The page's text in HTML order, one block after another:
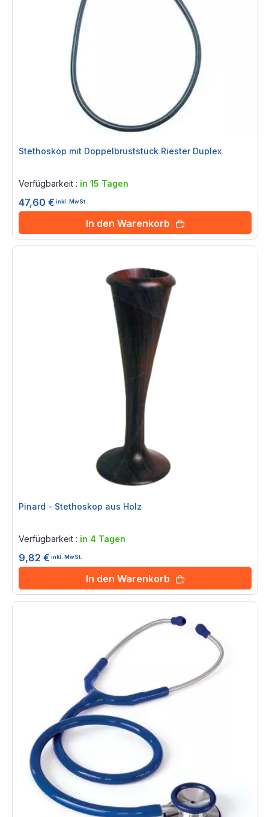
Stethoskop mit Doppelbruststück Riester Duplex
Verfügbarkeit : in 15 Tagen
47,60 € inkl. MwSt.
In den Warenkorb
Pinard - Stethoskop aus Holz
Verfügbarkeit : in 4 Tagen
9,82 € inkl. MwSt.
In den Warenkorb